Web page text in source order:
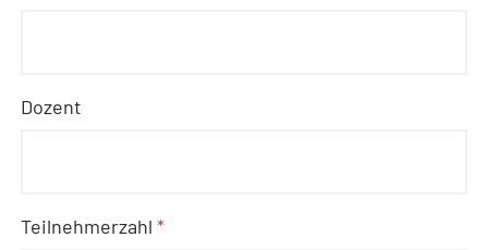
Dozent
Teilnehmerzahl*